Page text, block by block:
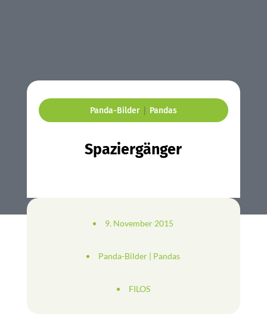
Panda-Bilder| Pandas
Spaziergänger
9. November 2015
Panda-Bilder | Pandas
FILOS